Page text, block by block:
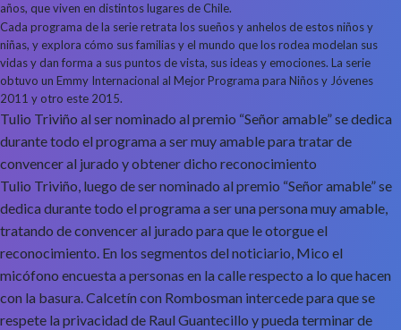
años, que viven en distintos lugares de Chile.
Cada programa de la serie retrata los sueños y anhelos de estos niños y
niñas, y explora cómo sus familias y el mundo que los rodea modelan sus
vidas y dan forma a sus puntos de vista, sus ideas y emociones. La serie
obtuvo un Emmy Internacional al Mejor Programa para Niños y Jóvenes
2011 y otro este 2015.
Tulio Triviño al ser nominado al premio “Señor amable” se dedica
durante todo el programa a ser muy amable para tratar de
convencer al jurado y obtener dicho reconocimiento
Tulio Triviño, luego de ser nominado al premio “Señor amable” se
dedica durante todo el programa a ser una persona muy amable,
tratando de convencer al jurado para que le otorgue el
reconocimiento. En los segmentos del noticiario, Mico el
micófono encuesta a personas en la calle respecto a lo que hacen
con la basura. Calcetín con Rombosman intercede para que se
respete la privacidad de Raul Guantecillo y pueda terminar de